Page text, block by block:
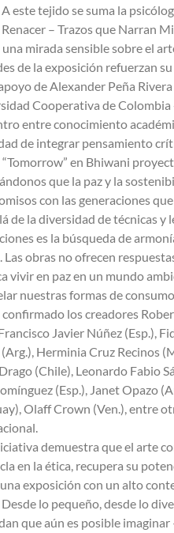
este tejido se suma la
– Trazos que Narran
mirada sensible sobre el
de la exposición refuerzan
de Alexander Peña
Cooperativa de Colombia
entre conocimiento
de integrar pensamiento
“Tomorrow” en Bhiwani
que la paz y la
con las generaciones
de la diversidad de técnicas y
es la búsqueda de
Las obras no ofrecen
vivir en paz en un mundo
nuestras formas de
confirmado los creadores
Javier Núñez (Esp.),
Herminia Cruz Recinos
(Chile), Leonardo Fabio
(Esp.), Janet Opazo
Olaff Crown (Ven.), entre
demuestra que el arte
en la ética, recupera su
una exposición con un alto
lo pequeño, desde lo
que aún es posible